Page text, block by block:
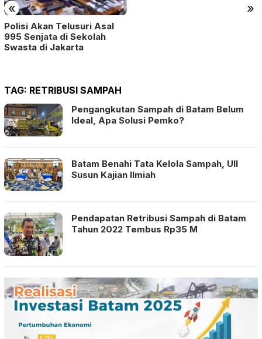
« »
Polisi Akan Telusuri Asal
995 Senjata di Sekolah
Swasta di Jakarta
TAG: RETRIBUSI SAMPAH
Pengangkutan Sampah di Batam Belum
Ideal, Apa Solusi Pemko?
Batam Benahi Tata Kelola Sampah, UII
Susun Kajian Ilmiah
Pendapatan Retribusi Sampah di Batam
Tahun 2022 Tembus Rp35 M